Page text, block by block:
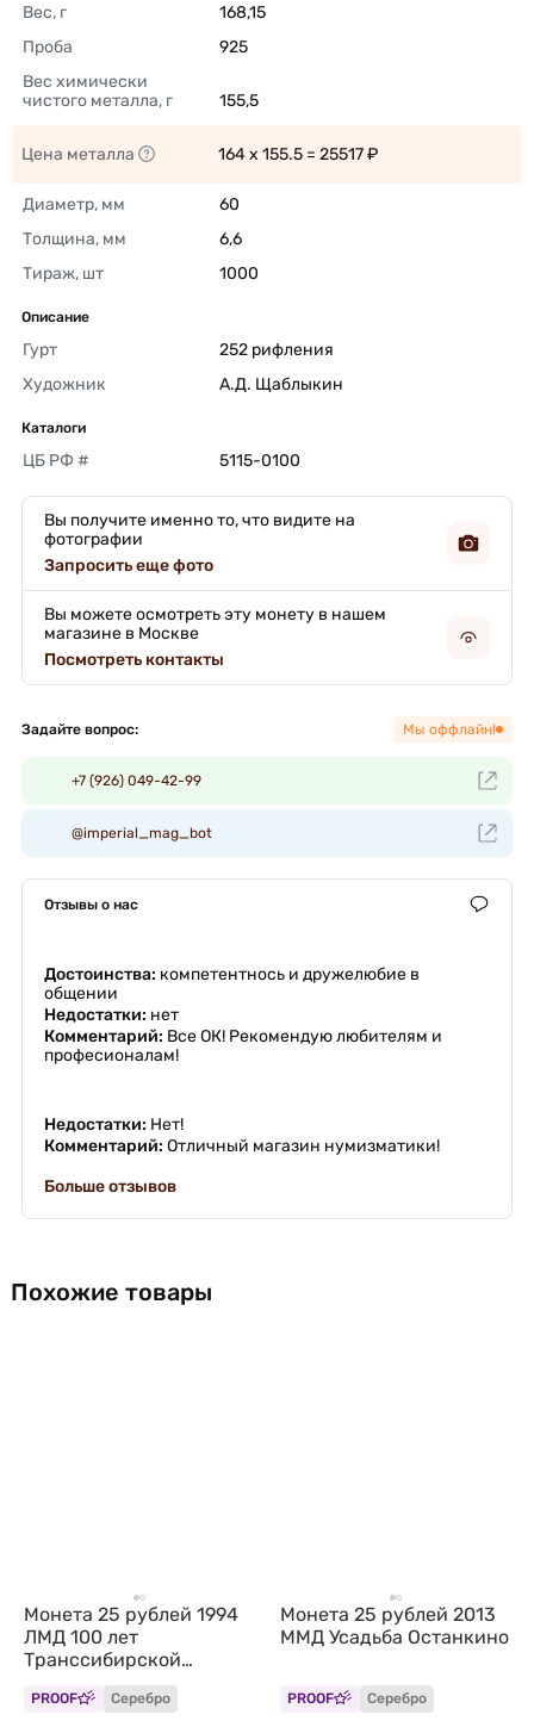
Вес, г
168,15
Проба
925
Вес химически
чистого металла, г
155,5
Цена металла 164 x 155.5 = 25517 ₽
Диаметр, мм
60
Толщина, мм
6,6
Тираж, шт
1000
Описание
Гурт
252 рифления
Художник
А.Д. Щаблыкин
Каталоги
ЦБ РФ # 5115-0100
Вы получите именно то, что видите на
фотографии
Запросить еще фото
Вы можете осмотреть эту монету в нашем
магазине в Москве
Посмотреть контакты
Задайте вопрос: Мы оффлайн!
+7 (926) 049-42-99
@imperial_mag_bot
Отзывы о нас
Достоинства: компетентнось и дружелюбие в
общении
Недостатки: нет
Комментарий: Все ОК! Рекомендую любителям и
професионалам!
Недостатки: Нет!
Комментарий: Отличный магазин нумизматики!
Больше отзывов
Похожие товары
Монета 25 рублей 1994
ЛМД 100 лет
Транссибирской
магистрали Укладка
PROOF Серебро
Монета 25 рублей 2013
ММД Усадьба Останкино
PROOF Серебро